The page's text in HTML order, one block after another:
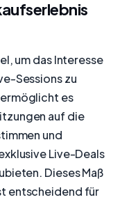
um das Interesse
Sessions zu
es
auf die
und
Live-Deals
Dieses Maß
entscheidend für